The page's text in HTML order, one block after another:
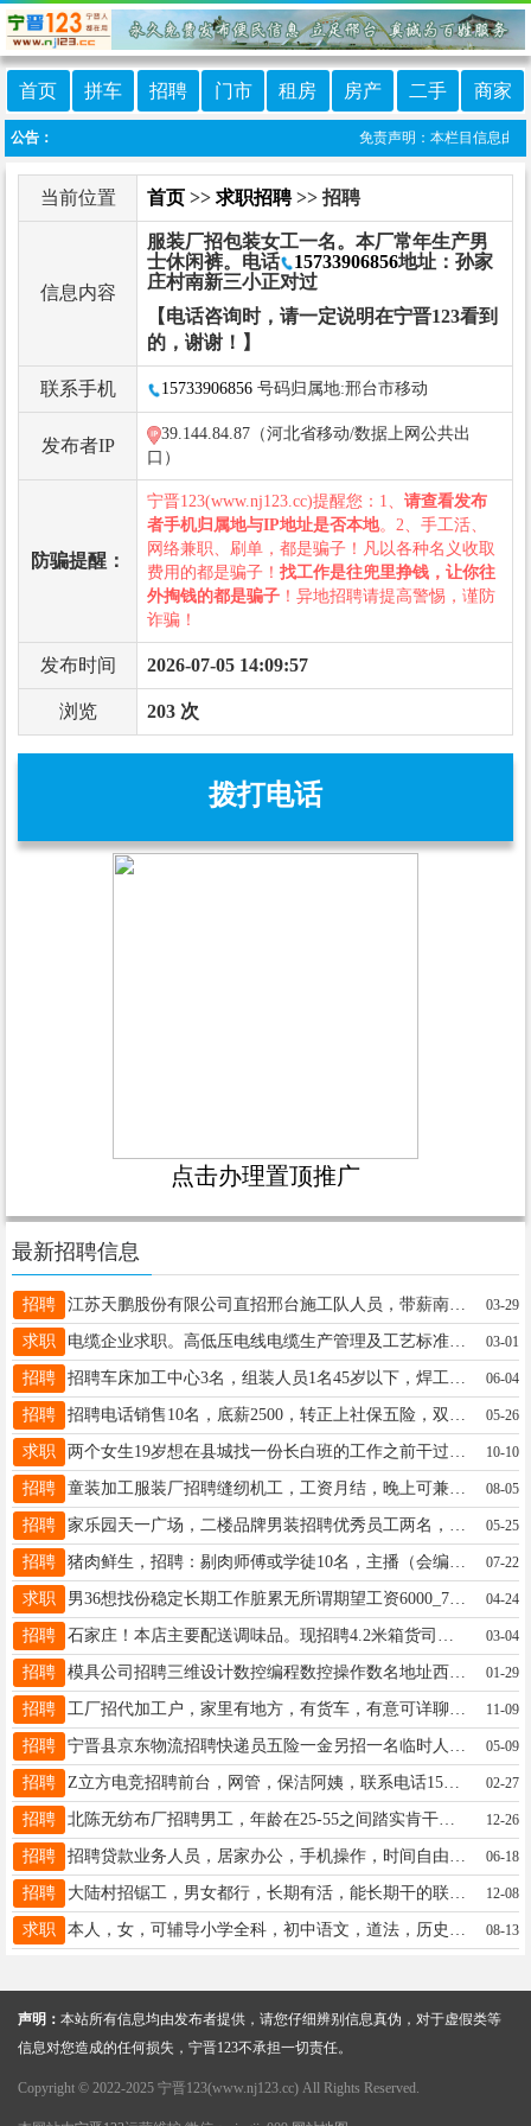
首页 拼车 招聘 门市 租房 房产 二手 商家
公告： 免责声明：本栏目信息由网
当前位置 首页 >> 求职招聘>> 招聘
信息内容
服装厂招包装女工一名。本厂常年生产男
士休闲裤。电话
15733906856地址：孙家
庄村南新三小正对过
【电话咨询时，请一定说明在宁晋123看到
的，谢谢！】
联系手机 15733906856 号码归属地:邢台市移动
发布者IP
39.144.84.87（河北省移动/数据上网公共出
口）
防骗提醒：
宁晋123(www.nj123.cc)提醒您：1、 请查看发布
者手机归属地与IP地址是否本地。2、手工活、
网络兼职、刷单，都是骗子！凡以各种名义收取
费用的都是骗子！ 找工作是往兜里挣钱，让你往
外掏钱的都是骗子 ！异地招聘请提高警惕，谨防
诈骗！
发布时间 2026-07-05 14:09:57
浏览 203 次
拨打电话
点击办理置顶推广
最新招聘信息
招聘 江苏天鹏股份有限公司直招邢台施工队人员，带薪南京培训七天全国各地炼油厂工作一天280元管住不管吃月结表现好可转正交五险要求男45岁以下开具无犯罪记录证明南京体检。晚8-10联系V15803393122 03-29
求职 电缆企业求职。高低压电线电缆生产管理及工艺标准质量管理。手机微信：15833725544 03-01
招聘 06-04
招聘 05-26
求职 10-10
招聘 童装加工服装厂招聘缝纫机工，工资月结，晚上可兼职，天河城附近，18730992510 08-05
招聘 05-25
招聘 07-22
求职 男36想找份稳定长期工作脏累无所谓期望工资6000_7000的有需要的老板联系13373197552 04-24
招聘 03-04
招聘 01-29
招聘 11-09
招聘 05-09
招聘 Z立方电竞招聘前台，网管，保洁阿姨，联系电话15933383304 02-27
招聘 北陈无纺布厂招聘男工，年龄在25-55之间踏实肯干月工资6000左右附近优先联系电话13831972618 12-26
招聘 06-18
招聘 12-08
求职 08-13
声明： 本站所有信息均由发布者提供，请您仔细辨别信息真伪，对于虚假类等
信息对您造成的任何损失，宁晋123不承担一切责任。
Copyright © 2022-2025 宁晋123(www.nj123.cc) All Rights Reserved.